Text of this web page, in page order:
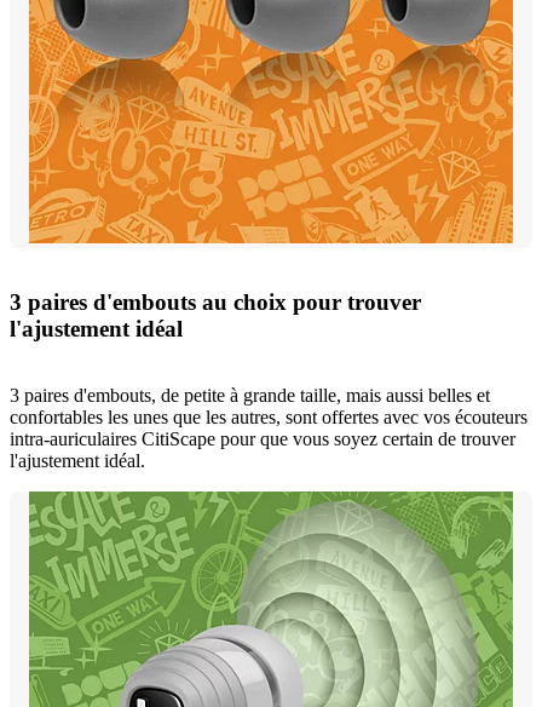
3 paires d'embouts au choix pour trouver
l'ajustement idéal
3 paires d'embouts, de petite à grande taille, mais aussi belles et
confortables les unes que les autres, sont offertes avec vos écouteurs
intra-auriculaires CitiScape pour que vous soyez certain de trouver
l'ajustement idéal.